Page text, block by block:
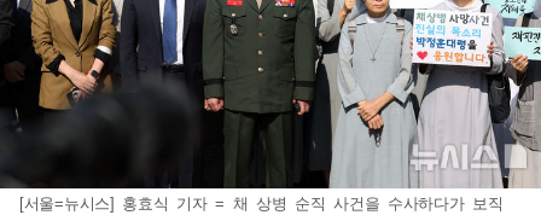
[서울=뉴시스] 홍효식 기자 = 채 상병 순직 사건을 수사하다가 보직